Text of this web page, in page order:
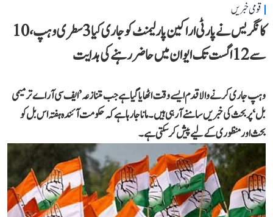
قومی خبریں
کانگریس نے پارٹی اراکین پارلیمنٹ کو جاری کیا 3 سطری وہپ، 10
سے 12 اگست تک ایوان میں حاضر رہنے کی ہدایت
وہپ جاری کرنے والا قدم ایسے وقت اٹھایا گیا ہے جب متنازعہ ’ایف سی آر اے ترمیمی
بل‘ پر بحث کی خبریں سامنے آ رہی ہیں۔ مانا جا رہا ہے کہ حکومت آئندہ ہفتہ اس بل کو
بحث اور منظوری کے لیے پیش کر سکتی ہے۔